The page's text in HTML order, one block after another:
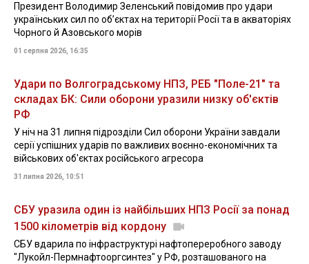
Президент Володимир Зеленський повідомив про удари
українських сил по об’єктах на території Росії та в акваторіях
Чорного й Азовського морів
01 серпня 2026, 16:35
Удари по Волгоградському НПЗ, РЕБ "Поле-21" та
складах БК: Сили оборони уразили низку об'єктів
РФ
У ніч на 31 липня підрозділи Сил оборони України завдали
серії успішних ударів по важливих воєнно-економічних та
військових об'єктах російського агресора
31 липня 2026, 10:51
СБУ уразила один із найбільших НПЗ Росії за понад
1500 кілометрів від кордону
СБУ вдарила по інфраструктурі нафтопереробного заводу
"Лукойл-Пермнафтооргсинтез" у РФ, розташованого на